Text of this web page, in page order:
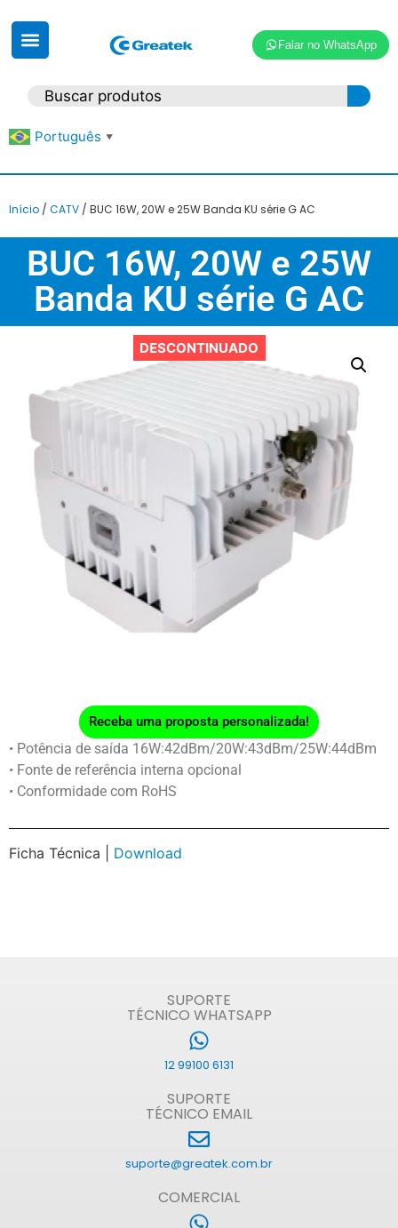
Falar no WhatsApp
Português ▼
Início / CATV / BUC 16W, 20W e 25W Banda KU série G AC
BUC 16W, 20W e 25W
Banda KU série G AC
DESCONTINUADO
Receba uma proposta personalizada!
• Potência de saída 16W:42dBm/20W:43dBm/25W:44dBm
• Fonte de referência interna opcional
• Conformidade com RoHS
Ficha Técnica | Download
SUPORTE
TÉCNICO WHATSAPP
12 99100 6131
SUPORTE
TÉCNICO EMAIL
suporte@greatek.com.br
COMERCIAL